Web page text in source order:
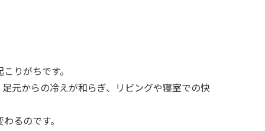
りがちです。
元からの冷えが和らぎ、リビングや寝室での快
るのです。